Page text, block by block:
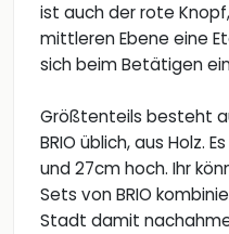
ist auch der rote
mittleren Ebene eine
sich beim Betätigen
Größtenteils besteht
BRIO üblich, aus Holz.
und 27cm hoch. Ihr
Sets von BRIO
Stadt damit